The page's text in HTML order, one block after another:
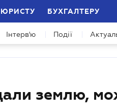
ЮРИСТУ БУХГАЛТЕРУ
Інтерв'ю Події
землю,